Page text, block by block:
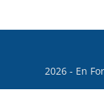
2026 - En